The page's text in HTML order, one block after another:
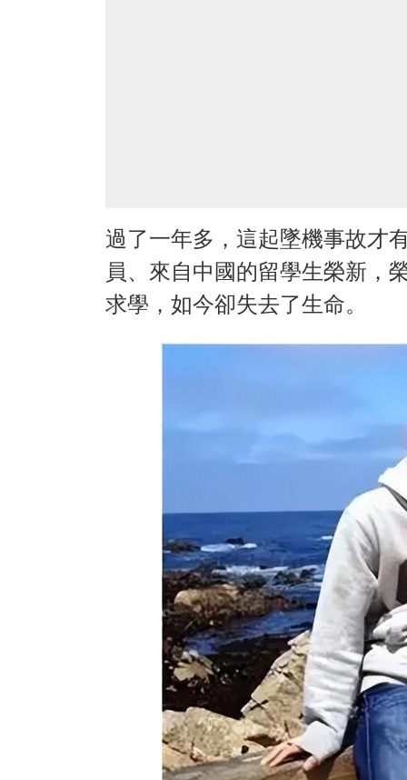
過了一年多，這起墜機事故才
員、來自中國的留學生榮新，
求學，如今卻失去了生命。